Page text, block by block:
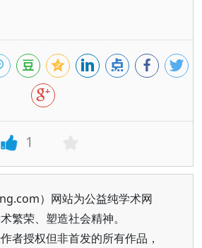
1
）网站为公益纯学术网
繁荣、塑造社会精神。
者授权但非首发的所有作品，